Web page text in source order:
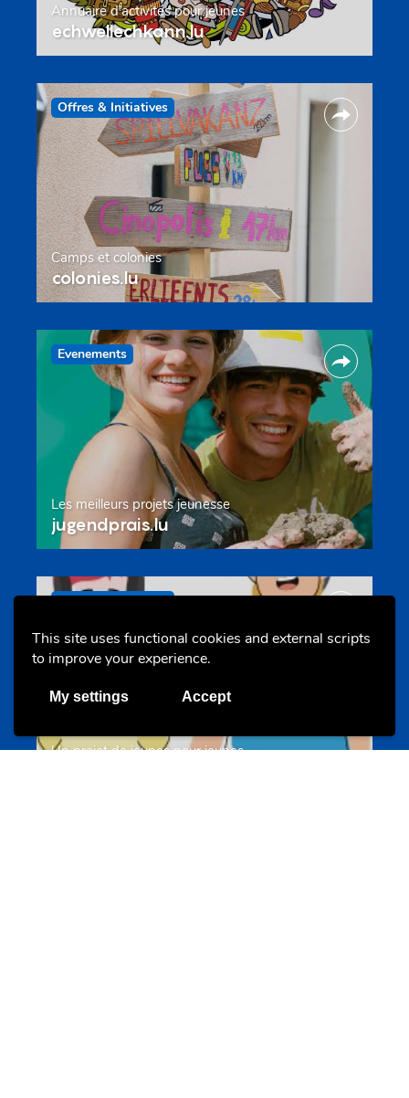
This site uses functional cookies and external scripts
to improve your experience.
My settings Accept
Annuaire d’activités pour jeunes
echwellechkann.lu
Offres & Initiatives
Camps et colonies
colonies.lu
Evenements
Les meilleurs projets jeunesse
jugendprais.lu
Offres & Initiatives
Un projet de jeunes pour jeunes